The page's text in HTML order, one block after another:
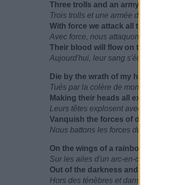
Three trolls and an army of
Trois trolls et une armée des
With force we attack all the
Avec force, nous attaquons tous les
Their blood will flow on the fields
Aujourd'hui, leur sang s'écoulera sur
Die by the wrath of my hammer
Tués par la colère de mon marteau
Making their heads all explode
Leurs têtes explosent avec fureur
Vanquish the forces of doom in a
Nous battons les forces du mal dans
On the wings of a rainbow
Sur les ailes d'un arc-en-ciel
Out of the darkness and into the sky
Hors des ténèbres et dans le ciel